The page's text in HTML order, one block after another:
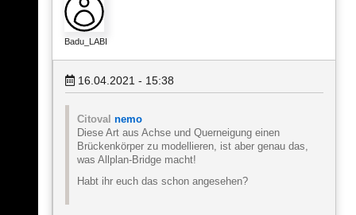
Badu_LABI
16.04.2021 - 15:38
Citoval nemo
Diese Art aus Achse und Querneigung einen
Brückenkörper zu modellieren, ist aber genau das,
was Allplan-Bridge macht!
Habt ihr euch das schon angesehen?